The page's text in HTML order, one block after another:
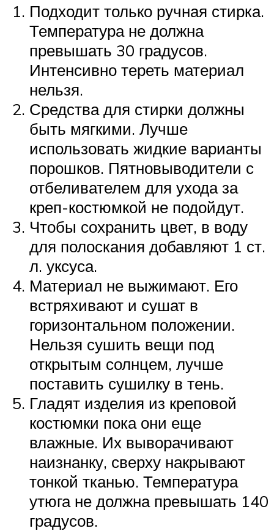
Подходит только ручная стирка.
Температура не должна
превышать 30 градусов.
Интенсивно тереть материал
нельзя.
Средства для стирки должны
быть мягкими. Лучше
использовать жидкие варианты
порошков. Пятновыводители с
отбеливателем для ухода за
креп-костюмкой не подойдут.
Чтобы сохранить цвет, в воду
для полоскания добавляют 1 ст.
л. уксуса.
Материал не выжимают. Его
встряхивают и сушат в
горизонтальном положении.
Нельзя сушить вещи под
открытым солнцем, лучше
поставить сушилку в тень.
Гладят изделия из креповой
костюмки пока они еще
влажные. Их выворачивают
наизнанку, сверху накрывают
тонкой тканью. Температура
утюга не должна превышать 140
градусов.